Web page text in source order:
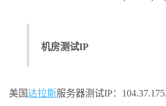
机房测试IP
美国达拉斯服务器测试IP：